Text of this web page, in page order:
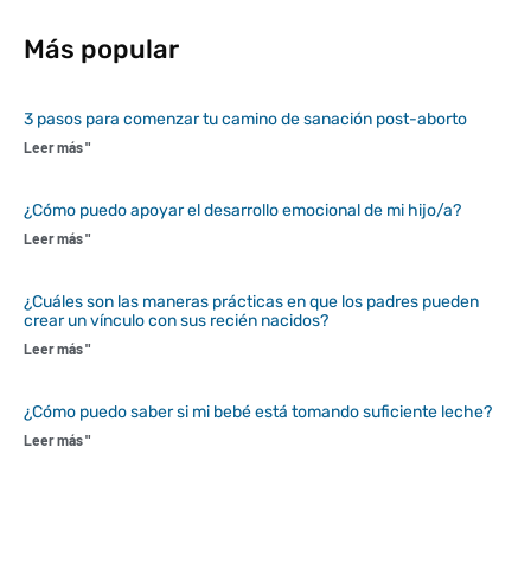
Más popular
3 pasos para comenzar tu camino de sanación post-aborto
Leer más "
¿Cómo puedo apoyar el desarrollo emocional de mi hijo/a?
Leer más "
¿Cuáles son las maneras prácticas en que los padres pueden
crear un vínculo con sus recién nacidos?
Leer más "
¿Cómo puedo saber si mi bebé está tomando suficiente leche?
Leer más "